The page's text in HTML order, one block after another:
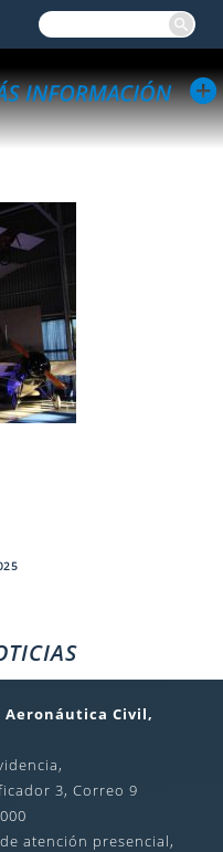
Aeronáutica Civil,
3, Correo 9
atención presencial,